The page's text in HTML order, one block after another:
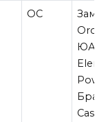
ОС
Orcs
ЮАР,